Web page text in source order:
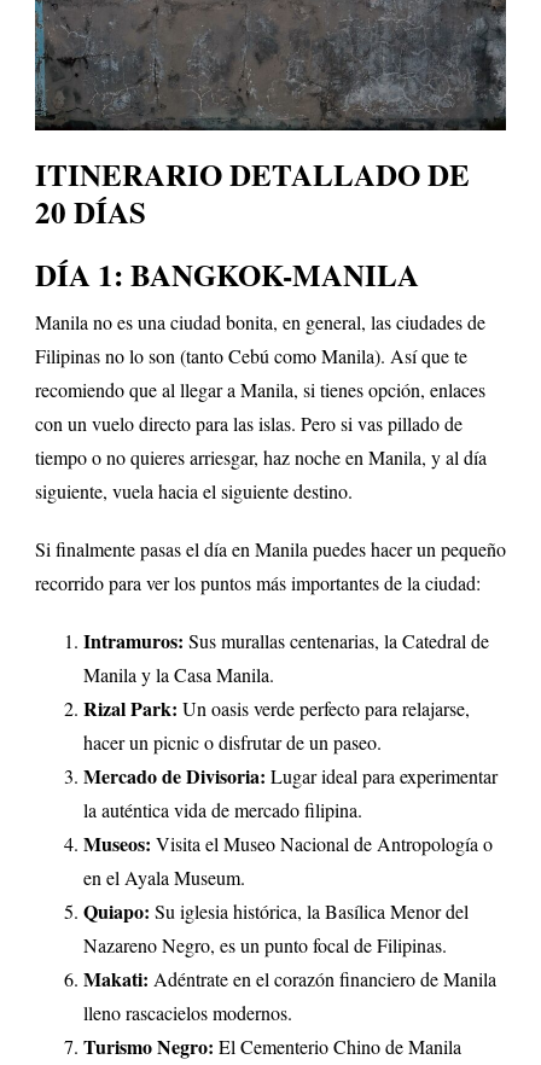
ITINERARIO DETALLADO DE
20 DÍAS
DÍA 1: BANGKOK-MANILA
Manila no es una ciudad bonita, en general, las ciudades de
Filipinas no lo son (tanto Cebú como Manila). Así que te
recomiendo que al llegar a Manila, si tienes opción, enlaces
con un vuelo directo para las islas. Pero si vas pillado de
tiempo o no quieres arriesgar, haz noche en Manila, y al día
siguiente, vuela hacia el siguiente destino.
Si finalmente pasas el día en Manila puedes hacer un pequeño
recorrido para ver los puntos más importantes de la ciudad:
Intramuros: Sus murallas centenarias, la Catedral de
Manila y la Casa Manila.
Rizal Park: Un oasis verde perfecto para relajarse,
hacer un picnic o disfrutar de un paseo.
Mercado de Divisoria: Lugar ideal para experimentar
la auténtica vida de mercado filipina.
Museos: Visita el Museo Nacional de Antropología o
en el Ayala Museum.
Quiapo: Su iglesia histórica, la Basílica Menor del
Nazareno Negro, es un punto focal de Filipinas.
Makati: Adéntrate en el corazón financiero de Manila
lleno rascacielos modernos.
Turismo Negro: El Cementerio Chino de Manila